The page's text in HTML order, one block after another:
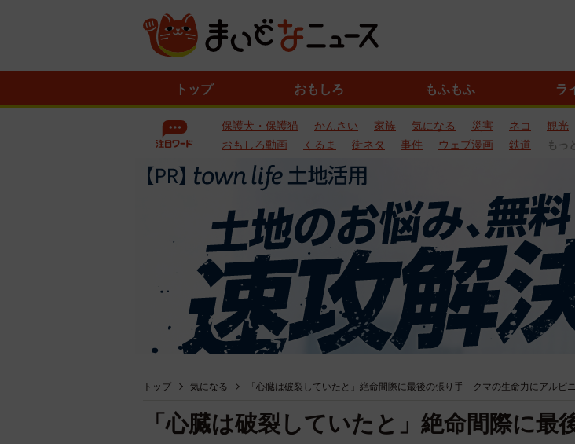
トップ おもしろ もふもふ ラ
保護犬・保護猫 かんさい 家族 気になる 災害 ネコ 観光
おもしろ動画
くるま 街ネタ 事件 ウェブ漫画 鉄道 もっ
トップ 気になる 「心臓は破裂していたと」絶命間際に最後の張り手 クマの生命力にアルピ
「心臓は破裂していたと」絶命間際に最